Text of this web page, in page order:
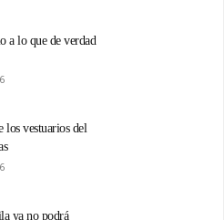
a lo que de verdad
los vestuarios del
ya no podrá